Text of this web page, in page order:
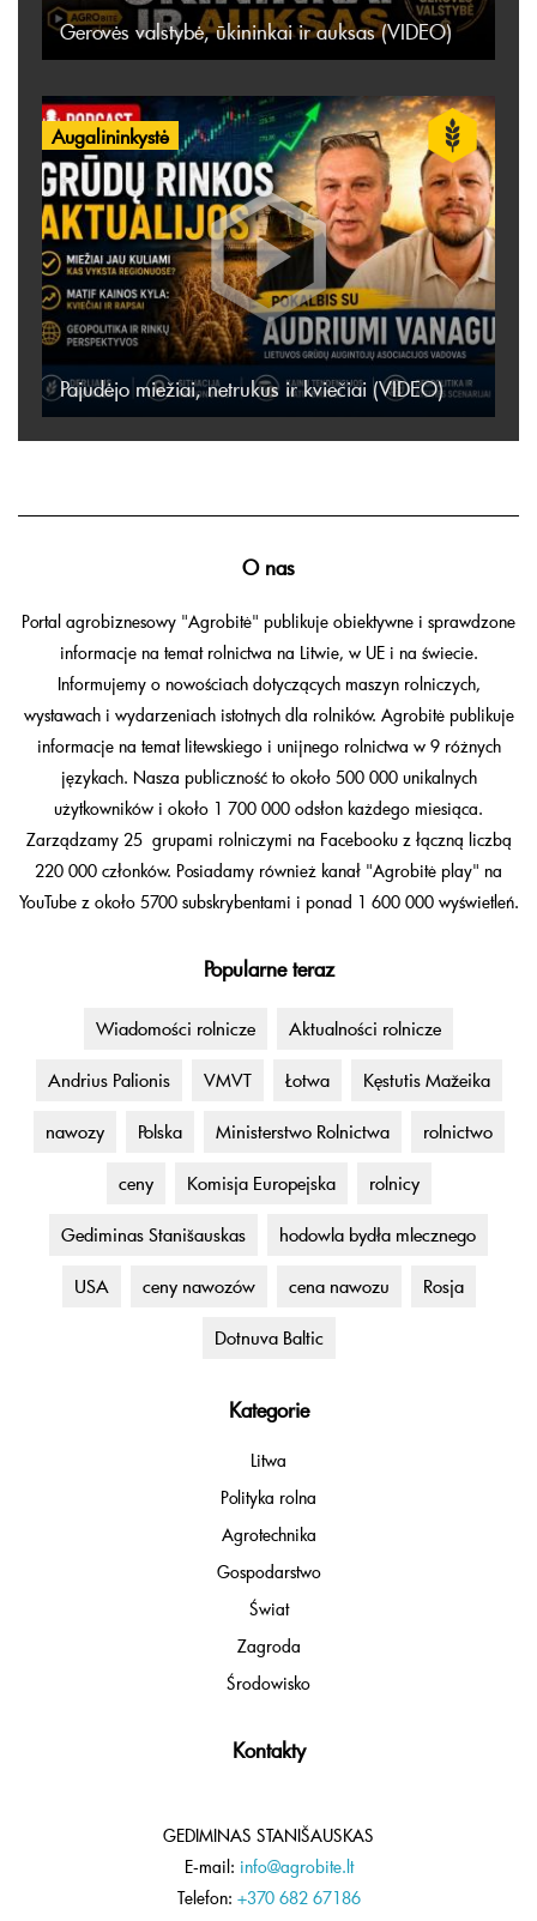
Gerovės valstybė, ūkininkai ir auksas (VIDEO)
Augalininkystė
Pajudėjo miežiai, netrukus ir kviečiai (VIDEO)
O nas
Portal agrobiznesowy "Agrobitė" publikuje obiektywne i sprawdzone
informacje na temat rolnictwa na Litwie, w UE i na świecie.
Informujemy o nowościach dotyczących maszyn rolniczych,
wystawach i wydarzeniach istotnych dla rolników. Agrobitė publikuje
informacje na temat litewskiego i unijnego rolnictwa w 9 różnych
językach. Nasza publiczność to około 500 000 unikalnych
użytkowników i około 1 700 000 odsłon każdego miesiąca.
Zarządzamy 25 grupami rolniczymi na Facebooku z łączną liczbą
220 000 członków. Posiadamy również kanał "Agrobitė play" na
YouTube z około 5700 subskrybentami i ponad 1 600 000 wyświetleń.
Popularne teraz
Wiadomości rolnicze Aktualności rolnicze
Andrius Palionis VMVT Łotwa Kęstutis Mažeika
nawozy Polska Ministerstwo Rolnictwa rolnictwo
ceny Komisja Europejska rolnicy
Gediminas Stanišauskas hodowla bydła mlecznego
USA ceny nawozów cena nawozu Rosja
Dotnuva Baltic
Kategorie
Litwa
Polityka rolna
Agrotechnika
Gospodarstwo
Świat
Zagroda
Środowisko
Kontakty
GEDIMINAS STANIŠAUSKAS
E-mail: info@agrobite.lt
Telefon: +370 682 67186